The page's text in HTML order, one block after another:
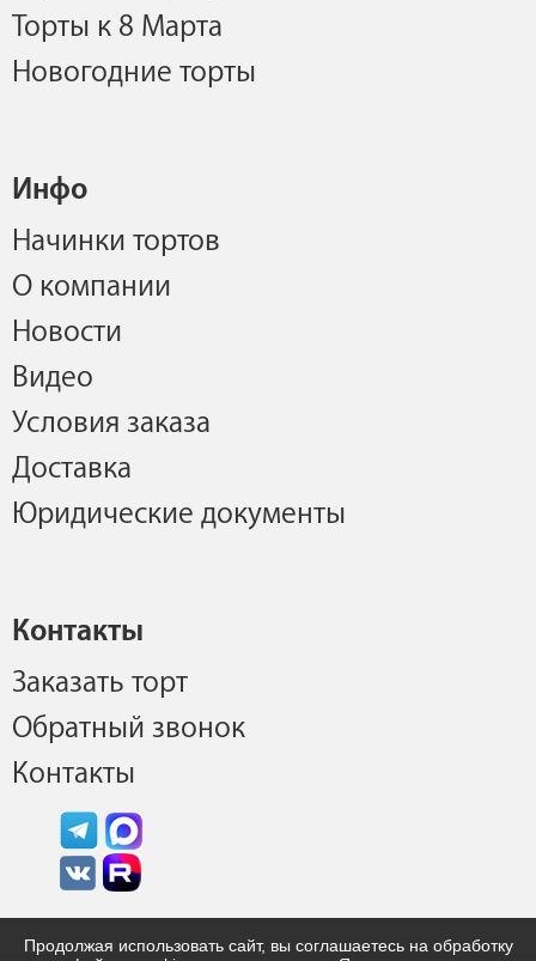
Торты к 8 Марта
Новогодние торты
Инфо
Начинки тортов
О компании
Новости
Видео
Условия заказа
Доставка
Юридические документы
Контакты
Заказать торт
Обратный звонок
Контакты
Продолжая использовать сайт, вы соглашаетесь на обработку